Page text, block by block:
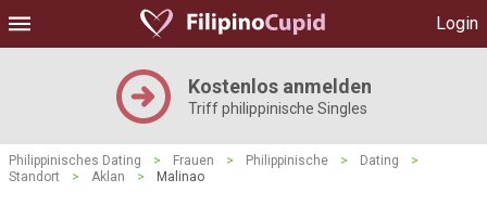
Login
Kostenlos anmelden
Triff philippinische Singles
Philippinisches Dating > Frauen > Philippinische > Dating
>
Standort
> Aklan > Malinao